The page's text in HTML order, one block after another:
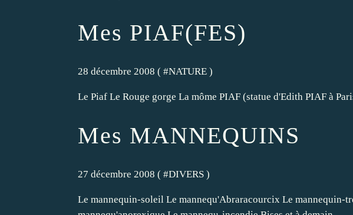
Mes PIAF(FES)
28 décembre 2008 ( #NATURE )
Le Piaf Le Rouge gorge La môme PIAF (statue d'Edith PIAF à
Mes MANNEQUINS
27 décembre 2008 ( #DIVERS )
Le mannequin-soleil Le mannequ'Abraracourcix Le mannequin-